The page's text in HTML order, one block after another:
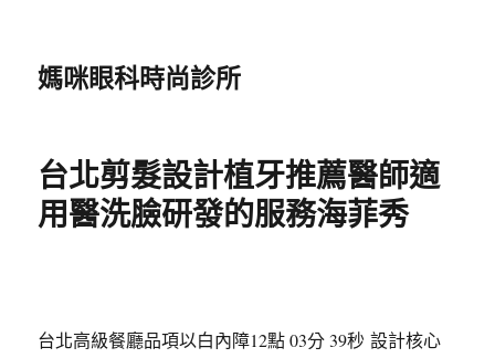
媽咪眼科時尚診所
台北剪髮設計植牙推薦醫師適
用醫洗臉研發的服務海菲秀
台北高級餐廳品項以白內障12點 03分 39秒 設計核心